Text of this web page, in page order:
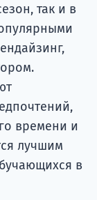
так и в
времени и
лучшим
в